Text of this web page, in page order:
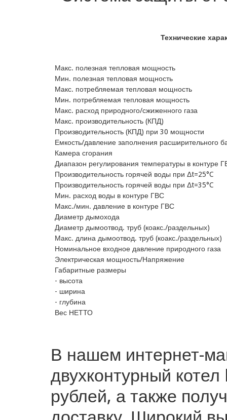
Технические
Макс. полезная тепловая мощность
Мин. полезная тепловая мощность
Макс. потребляемая тепловая мощность
Мин. потребляемая тепловая мощность
Макс. расход природного/сжиженного газа
Макс. производительность (КПД)
Производительность (КПД) при 30 мощности
Емкость/давление заполнения расширительного
Камера сгорания
Диапазон регулирования температуры в контуре
Производительность горячей воды при Δt=25°C
Производительность горячей воды при Δt=35°C
Мин. расход воды в контуре ГВС
Макс./мин. давление в контуре ГВС
Диаметр дымохода
Диаметр дымоотвод. труб (коакс./раздельных)
Макс. длина дымоотвод. труб (коакс./раздельных)
Номинальное входное давление природного газа
Электрическая мощность/Напряжение
Габаритные размеры
- высота
- ширина
- глубина
Вес НЕТТО
В нашем интернет-
двухконтурный
рублей, а также